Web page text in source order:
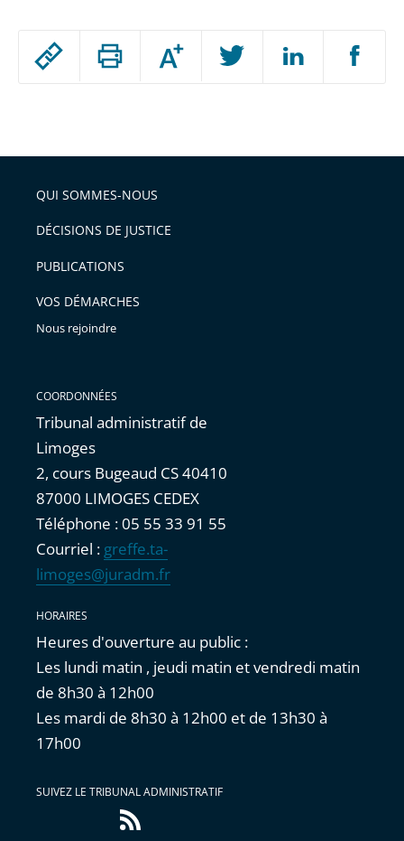
Passer
arriver
après
Augmenter
ou
l'article
pour
avant
QUI SOMMES-NOUS
DÉCISIONS DE JUSTICE
PUBLICATIONS
VOS DÉMARCHES
Nous rejoindre
COORDONNÉES
Tribunal administratif de
Limoges
2, cours Bugeaud CS 40410
87000 LIMOGES CEDEX
Téléphone : 05 55 33 91 55
Courriel : greffe.ta-
limoges@juradm.fr
HORAIRES
Heures d'ouverture au public :
Les lundi matin , jeudi matin et vendredi matin
de 8h30 à 12h00
Les mardi de 8h30 à 12h00 et de 13h30 à
17h00
SUIVEZ LE TRIBUNAL ADMINISTRATIF
Flux
RSS